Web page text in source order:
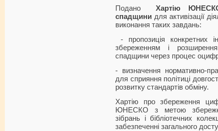
ПоданоХартію
спадщини для активізації
виконання таких завдань:
- пропозиція конкретних
збереженням і
спадщини через процес
- визначення нормативно-
для сприяння політиці
розвитку стандартів обміну.
Хартію про збереження
ЮНЕСКО з метою
зібрань і бібліотечних
забезпеченні загального